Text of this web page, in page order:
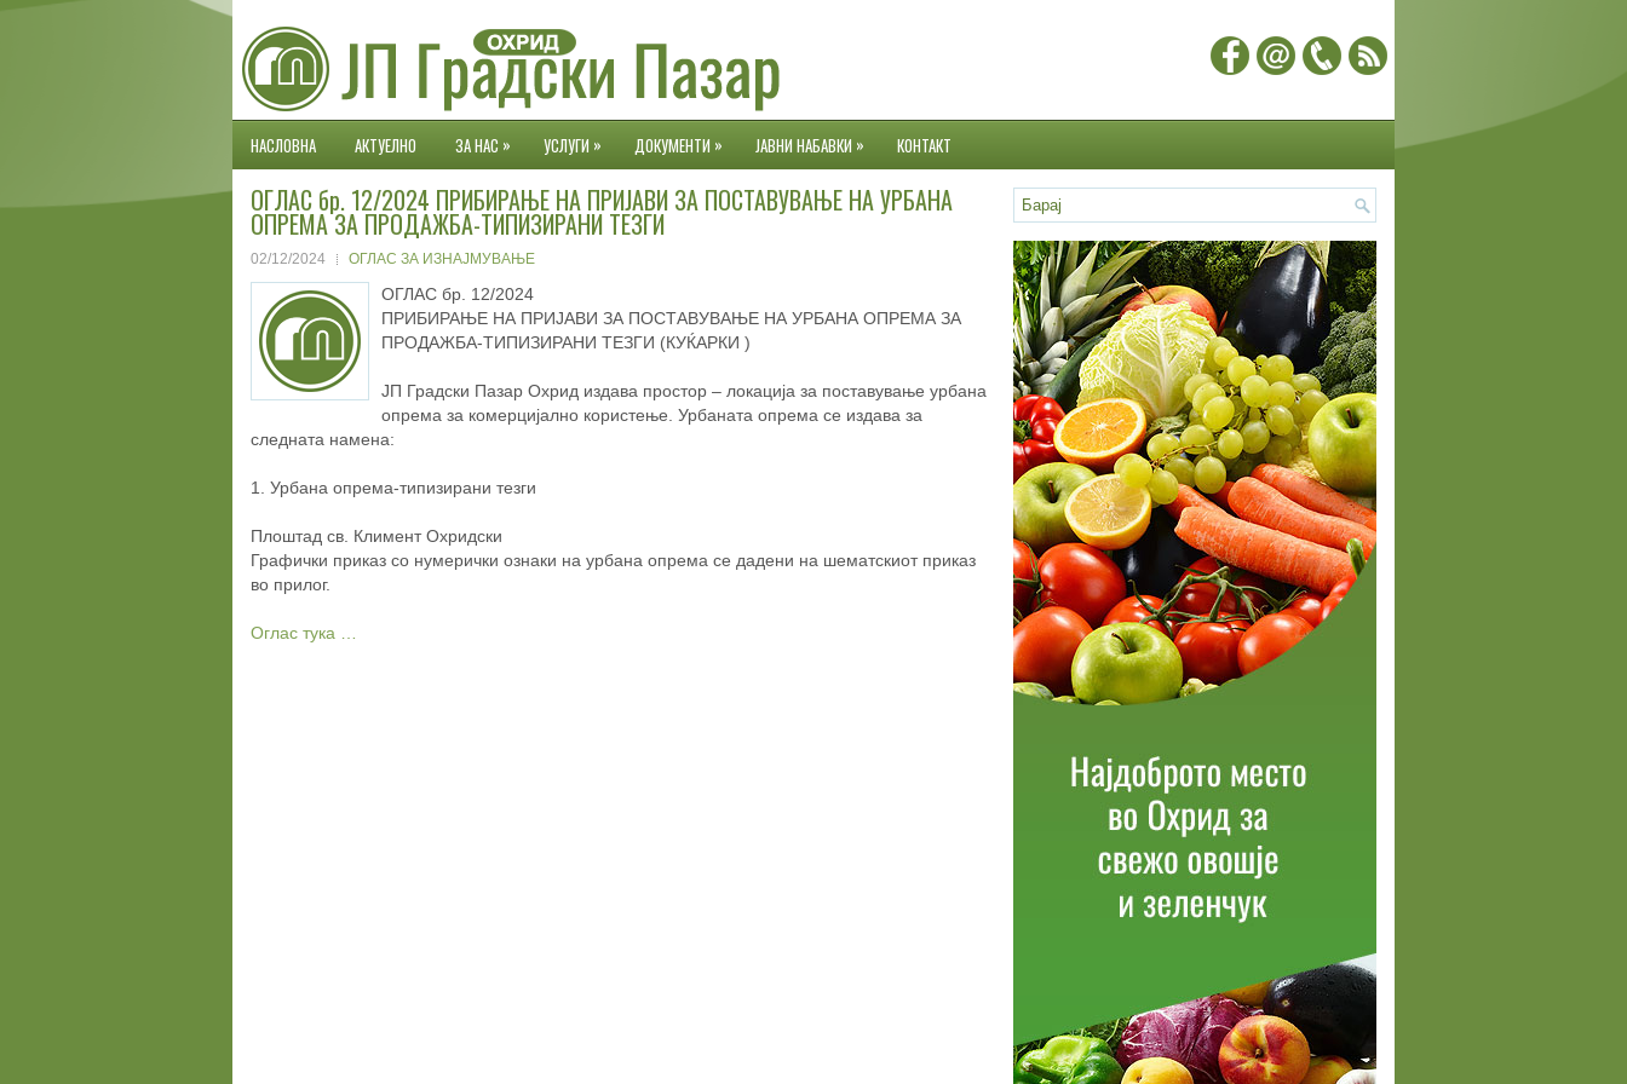
НАСЛОВНА АКТУЕЛНО ЗА НАС » УСЛУГИ » ДОКУМЕНТИ » ЈАВНИ НАБАВКИ » КОНТАКТ
ОГЛАС бр. 12/2024 ПРИБИРАЊЕ НА ПРИЈАВИ ЗА ПОСТАВУВАЊЕ НА УРБАНА
ОПРЕМА ЗА ПРОДАЖБА-ТИПИЗИРАНИ ТЕЗГИ
02/12/2024 ОГЛАС ЗА ИЗНАЈМУВАЊЕ
ОГЛАС бр. 12/2024
ПРИБИРАЊЕ НА ПРИЈАВИ ЗА ПОСТАВУВАЊЕ НА УРБАНА ОПРЕМА ЗА
ПРОДАЖБА-ТИПИЗИРАНИ ТЕЗГИ (КУЌАРКИ )
ЈП Градски Пазар Охрид издава простор – локација за поставување урбана
опрема за комерцијално користење. Урбаната опрема се издава за
следната намена:
1. Урбана oпpeмa-типизирани тезги
Плоштад св. Климент Охридски
Графички приказ со нумерички ознаки на урбана опрема се дадени на шематскиот приказ
во прилог.
Оглас тука …